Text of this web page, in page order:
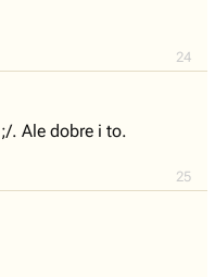
24
25
. Ale dobre i to.